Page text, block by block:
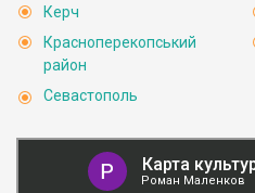
Керч
Красноперекопський
район
Севастополь